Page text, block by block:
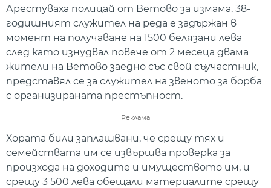
Арестуваха полицай от Ветово за измама. 38-
годишният служител на реда е задържан в
момент на получаване на 1500 белязани лева
след като изнудвал повече от 2 месеца двама
жители на Ветово заедно със свой съучастник,
представял се за служител на звеното за борба
с организираната престъпност.
Реклама
Хората били заплашвани, че срещу тях и
семействата им се извършва проверка за
произхода на доходите и имуществото им, и
срещу 3 500 лева обещали материалите срещу